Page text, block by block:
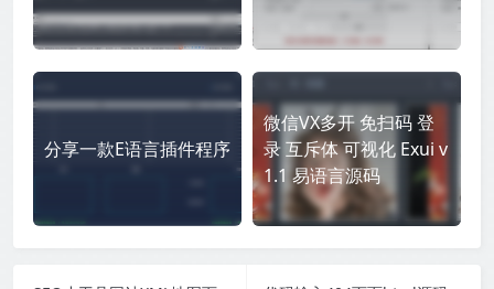
分享一款E语言插件程序
微信VX多开 免扫码 登
录 互斥体 可视化 Exui v
1.1 易语言源码